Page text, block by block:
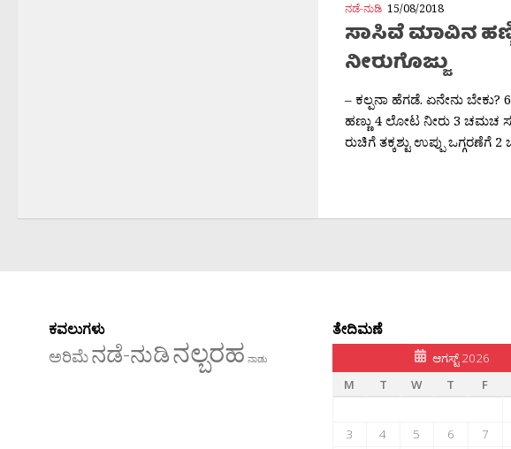
ನಡೆ-ನುಡಿ 15/08/2018
ಸಾಸಿವೆ ಮಾವಿನ
ನೀರುಗೊಜ್ಜು
– ಕಲ್ಪನಾ ಹೆಗಡೆ. ಏನೇನು
ಹಣ್ಣು 4 ಲೋಟ ನೀರು 3 ಚಮಚ
ರುಚಿಗೆ ತಕ್ಕಶ್ಟು ಉಪ್ಪು ಒಗ್ಗರಣೆಗೆ
ಕವಲುಗಳು
ಅರಿಮೆನಡೆ-ನುಡಿನಲ್ಬರಹ ನಾಡು
ತೇದಿಮಣೆ
ಆಗಸ್ಟ್ 2026
M
T W T F
3
4 5 6 7